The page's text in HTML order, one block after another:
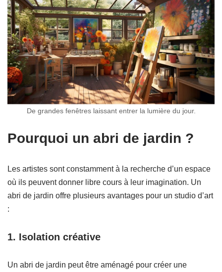
De grandes fenêtres laissant entrer la lumière du jour.
Pourquoi un abri de jardin ?
Les artistes sont constamment à la recherche d’un espace
où ils peuvent donner libre cours à leur imagination. Un
abri de jardin offre plusieurs avantages pour un studio d’art
:
1. Isolation créative
Un abri de jardin peut être aménagé pour créer une